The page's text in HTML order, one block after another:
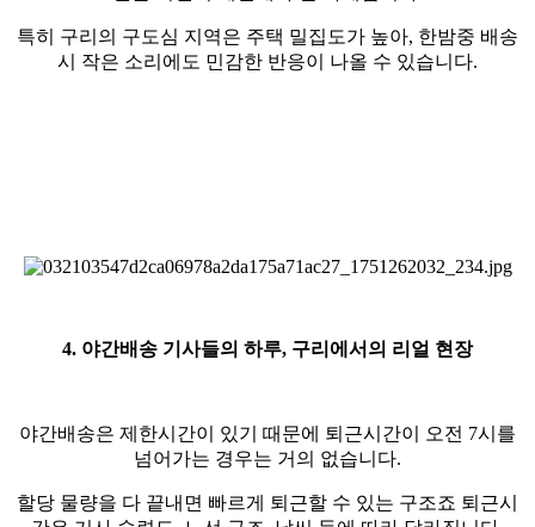
특히 구리의 구도심 지역은 주택 밀집도가 높아, 한밤중 배송
시 작은 소리에도 민감한 반응이 나올 수 있습니다.
4. 야간배송 기사들의 하루, 구리에서의 리얼 현장
야간배송은 제한시간이 있기 때문에 퇴근시간이 오전 7시를
넘어가는 경우는 거의 없습니다.
할당 물량을 다 끝내면 빠르게 퇴근할 수 있는 구조죠 퇴근시